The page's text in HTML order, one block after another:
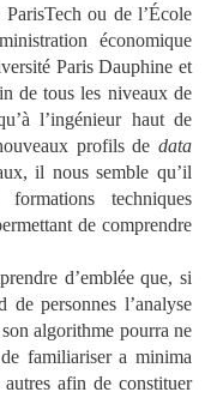
ou de l’École
économique
Paris Dauphine et
de tous les niveaux de
l’ingénieur haut de
profils de data
il nous semble qu’il
techniques
de comprendre
d’emblée que, si
personnes l’analyse
algorithme pourra ne
familiariser a minima
afin de constituer